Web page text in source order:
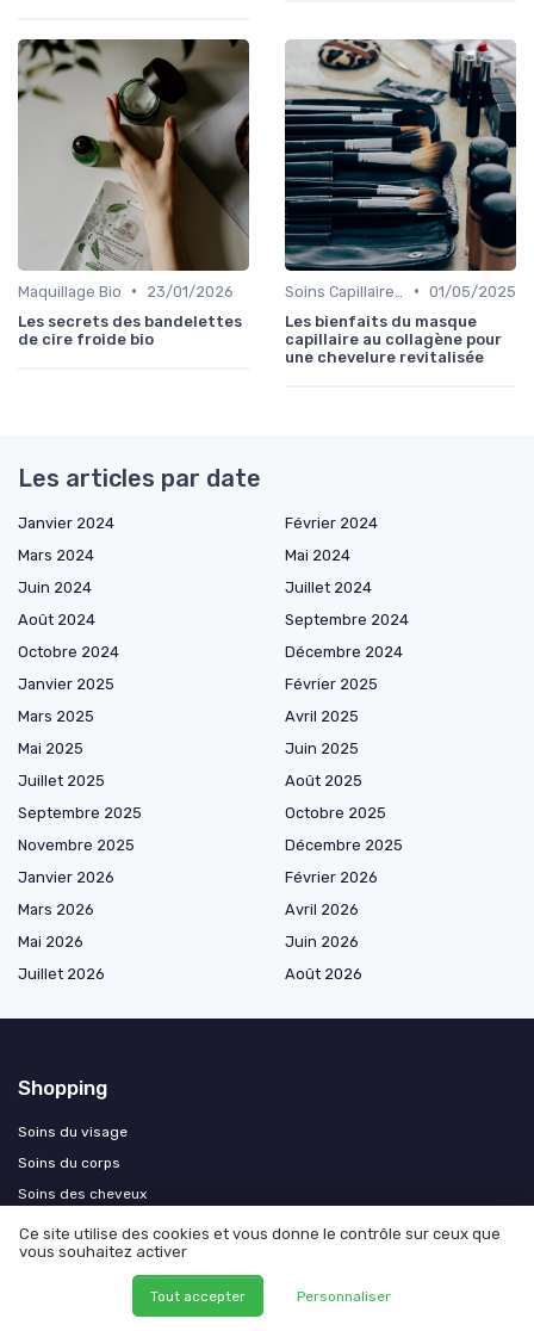
Maquillage Bio •
23/01/2026
Les secrets des bandelettes
de cire froide bio
• 01/05/2025
Les bienfaits du masque
capillaire au collagène pour
une chevelure revitalisée
Les articles par date
Janvier 2024
Février 2024
Mars 2024
Mai 2024
Juin 2024
Juillet 2024
Août 2024
Septembre 2024
Octobre 2024
Décembre 2024
Janvier 2025
Février 2025
Mars 2025
Avril 2025
Mai 2025
Juin 2025
Juillet 2025
Août 2025
Septembre 2025
Octobre 2025
Novembre 2025
Décembre 2025
Janvier 2026
Février 2026
Mars 2026
Avril 2026
Mai 2026
Juin 2026
Juillet 2026
Août 2026
Shopping
Soins du visage
Soins du corps
Soins des cheveux
Soins solaires bio
Hygiène intime et soins ciblés
Ce site utilise des cookies et vous donne le contrôle sur ceux que
vous souhaitez activer
Tout accepter Personnaliser